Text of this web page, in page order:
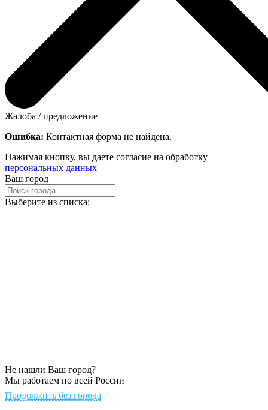
Жалоба / предложение
Ошибка: Контактная форма не найдена.
Нажимая кнопку, вы даете согласие на обработку
персональных данных
Ваш город
Выберите из списка:
Не нашли Ваш город?
Мы работаем по всей России
Продолжить без города